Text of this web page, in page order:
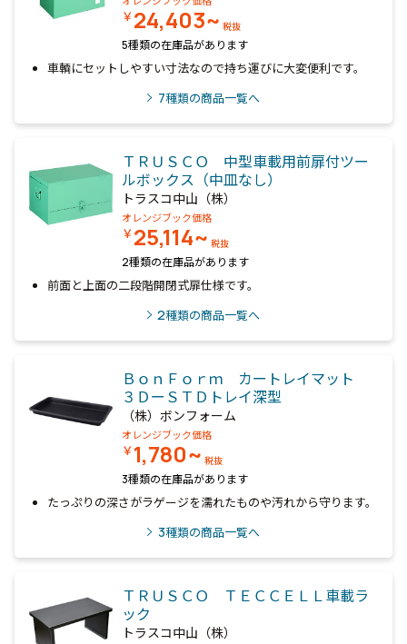
￥24,403~ 税抜
5種類の在庫品があります
車輌にセットしやすい寸法なので持ち運びに大変便利です。
7種類の商品一覧へ
ＴＲＵＳＣＯ 中型車載用前扉付ツー
ルボックス（中皿なし）
トラスコ中山（株）
オレンジブック価格
￥25,114~ 税抜
2種類の在庫品があります
前面と上面の二段階開閉式扉仕様です。
2種類の商品一覧へ
ＢｏｎＦｏｒｍ カートレイマット
３ＤーＳＴＤトレイ深型
（株）ボンフォーム
オレンジブック価格
￥1,780~ 税抜
3種類の在庫品があります
たっぷりの深さがラゲージを濡れたものや汚れから守ります。
3種類の商品一覧へ
ＴＲＵＳＣＯ ＴＥＣＣＥＬＬ車載ラ
ック
トラスコ中山（株）